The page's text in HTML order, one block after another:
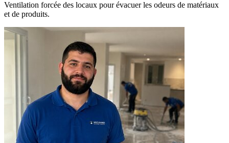
Ventilation forcée des locaux pour évacuer les odeurs de matériaux
et de produits.